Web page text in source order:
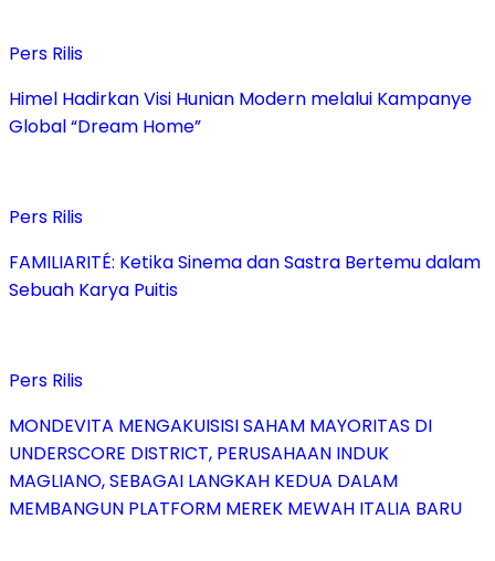
Pers Rilis
Himel Hadirkan Visi Hunian Modern melalui Kampanye
Global “Dream Home”
Pers Rilis
FAMILIARITÉ: Ketika Sinema dan Sastra Bertemu dalam
Sebuah Karya Puitis
Pers Rilis
MONDEVITA MENGAKUISISI SAHAM MAYORITAS DI
UNDERSCORE DISTRICT, PERUSAHAAN INDUK
MAGLIANO, SEBAGAI LANGKAH KEDUA DALAM
MEMBANGUN PLATFORM MEREK MEWAH ITALIA BARU